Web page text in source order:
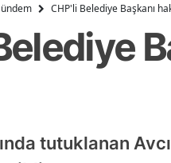
CHP'li Belediye Başkanı
tutuklanan